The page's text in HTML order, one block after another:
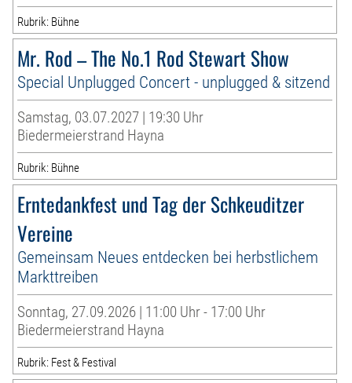
Rubrik: Bühne
Mr. Rod – The No.1 Rod Stewart Show
Special Unplugged Concert - unplugged & sitzend
Samstag, 03.07.2027 | 19:30 Uhr
Biedermeierstrand Hayna
Rubrik: Bühne
Erntedankfest und Tag der Schkeuditzer
Vereine
Gemeinsam Neues entdecken bei herbstlichem
Markttreiben
Sonntag, 27.09.2026 | 11:00 Uhr - 17:00 Uhr
Biedermeierstrand Hayna
Rubrik: Fest & Festival